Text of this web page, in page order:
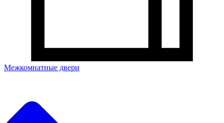
Межкомнатные двери